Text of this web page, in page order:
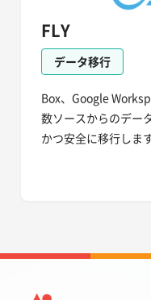
FLY
データ移行
Box、Google
数ソースからのデー
かつ安全に移行します